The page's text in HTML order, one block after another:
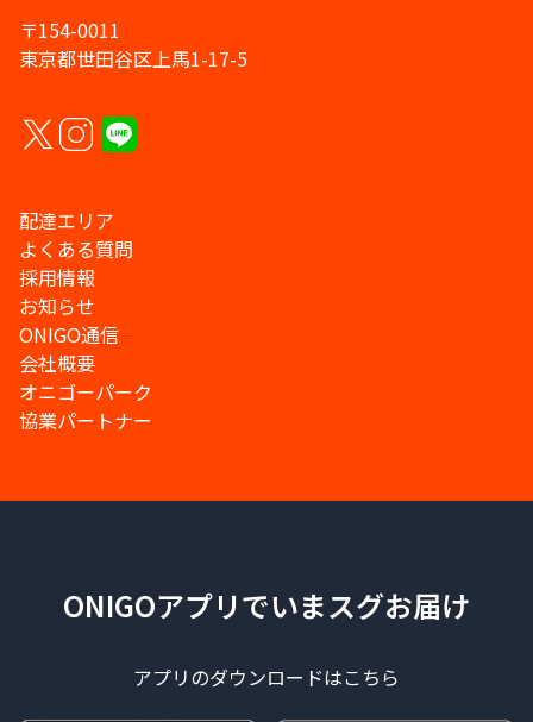
〒154-0011
東京都世田谷区上馬1-17-5
配達エリア
よくある質問
採用情報
お知らせ
ONIGO通信
会社概要
オニゴーパーク
協業パートナー
ONIGOアプリでいまスグお届け
アプリのダウンロードはこちら